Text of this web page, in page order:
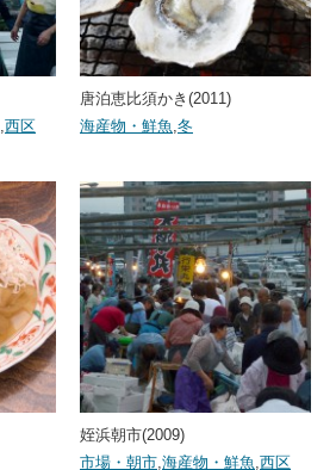
,西区
唐泊恵比須かき(2011)
海産物・鮮魚,冬
姪浜朝市(2009)
市場・朝市,海産物・鮮魚,西区